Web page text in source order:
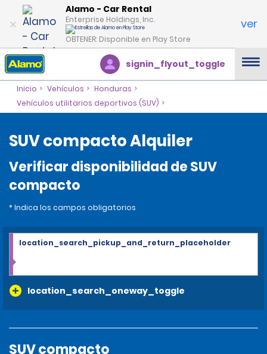
Alamo - Car Rental
Enterprise Holdings, Inc.
OBTENER: Disponible en Play Store
ver
signin_flyout_toggle
Inicio Vehículos
Honduras
Vehículos utilitarios deportivos (SUV)
SUV compacto Alquiler
Verificar disponibilidad de SUV
compacto
* Indica los campos obligatorios
location_search_oneway_toggle
location_search_pickup_and_return_placeholder
SUV compacto